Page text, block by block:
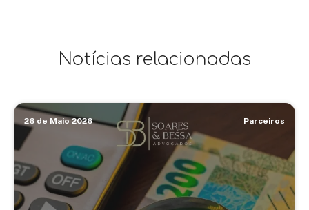
Notícias relacionadas
26 de Maio 2026 Parceiros